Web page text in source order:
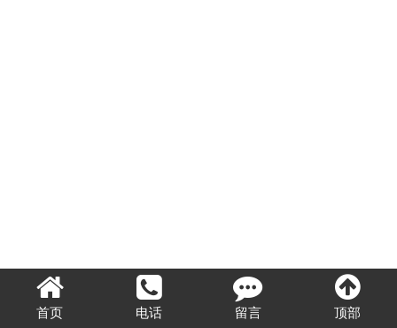
首页 电话 留言 顶部